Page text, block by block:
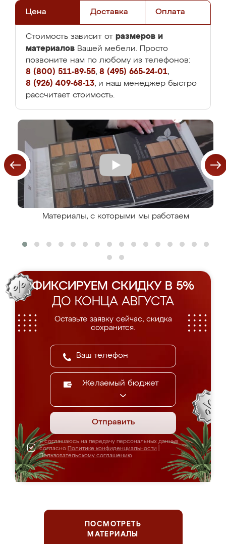
Цена Доставка Оплата
Стоимость зависит от размеров и
материалов Вашей мебели. Просто
позвоните нам по любому из телефонов:
8 (800) 511-89-55, 8 (495) 665-24-01,
8 (926) 409-68-13, и наш менеджер быстро
рассчитает стоимость.
Материалы, с которыми мы работаем
ФИКСИРУЕМ СКИДКУ В 5%
ДО КОНЦА АВГУСТА
Оставьте заявку сейчас, скидка
сохранится.
Желаемый бюджет
Отправить
Я соглашаюсь на передачу персональных данных
согласно Политике конфиденциальности
Пользовательскому соглашению
ПОСМОТРЕТЬ
МАТЕРИАЛЫ